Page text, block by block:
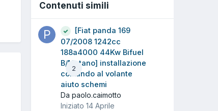
Contenuti simili
2
[Fiat panda 169
07/2008 1242cc
188a4000 44Kw Bifuel
B/Metano] installazione
comando al volante
aiuto schemi
Da paolo.caimotto
Iniziato 14 Aprile